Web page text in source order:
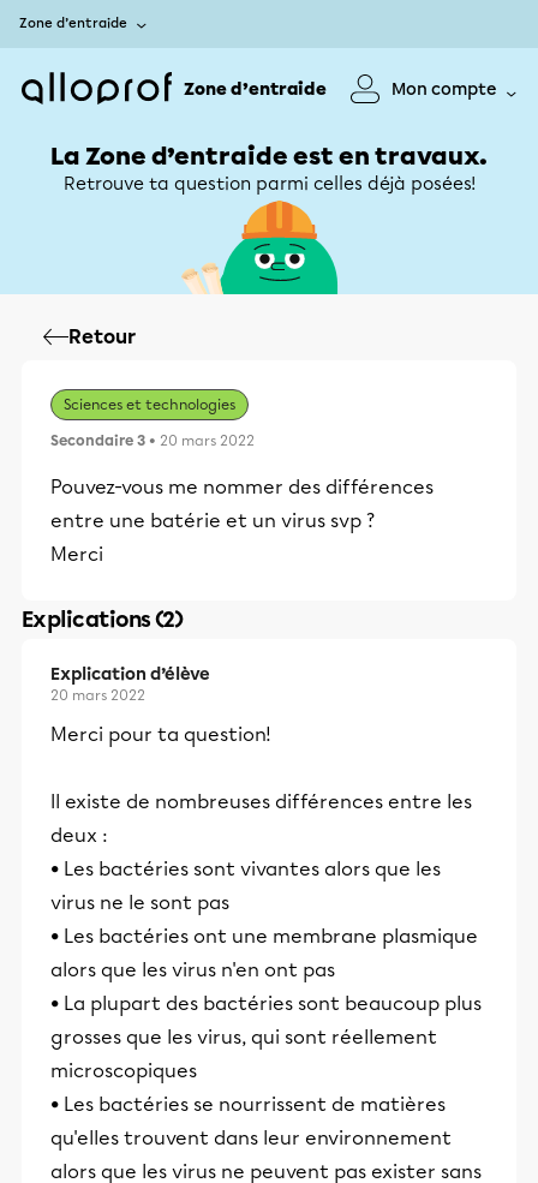
Zone d’entraide
Zone d’entraide Mon compte
La Zone d’entraide est en travaux.
Retrouve ta question parmi celles déjà posées!
Retour
Sciences et technologies
Secondaire 3 • 20 mars 2022
Pouvez-vous me nommer des différences
entre une batérie et un virus svp ?
Merci
Explications (2)
Explication d’élève
20 mars 2022
Merci pour ta question!
Il existe de nombreuses différences entre les
deux :
• Les bactéries sont vivantes alors que les
virus ne le sont pas
• Les bactéries ont une membrane plasmique
alors que les virus n'en ont pas
• La plupart des bactéries sont beaucoup plus
grosses que les virus, qui sont réellement
microscopiques
• Les bactéries se nourrissent de matières
qu'elles trouvent dans leur environnement
alors que les virus ne peuvent pas exister sans